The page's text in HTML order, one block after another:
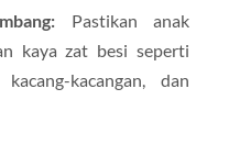
Pastikan anak
kaya zat besi seperti
kacangan, dan